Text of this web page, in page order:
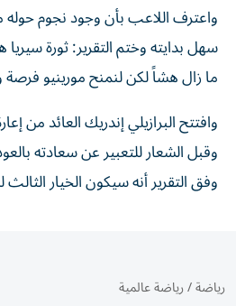
واعترف اللاعب بأن وجود نجوم
سهل بدايته وختم التقرير: ثورة
ما زال هشاً لكن لنمنح مورينيو فرصة
وافتتح البرازيلي إندريك العائد من
وقبل الشعار للتعبير عن سعادته
وفق التقرير أنه سيكون الخيار الثالث
رياضة/رياضة عالمية